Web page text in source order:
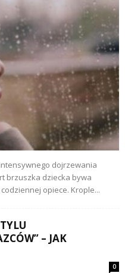
dojrzewania
brzuszka dziecka bywa
opiece. Krople...
– JAK
0